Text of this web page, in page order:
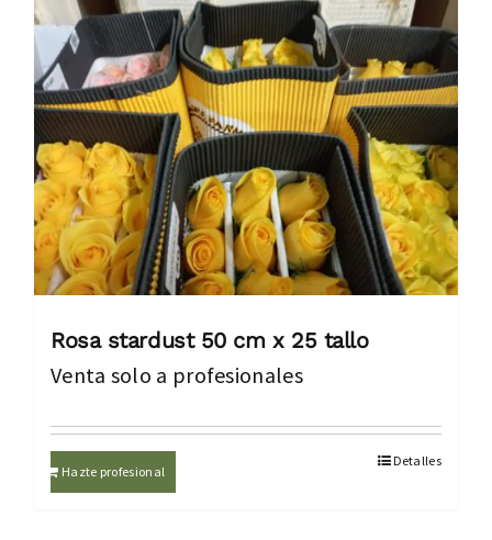
Rosa stardust 50 cm x 25 tallo
Venta solo a profesionales
Hazte profesional
Detalles